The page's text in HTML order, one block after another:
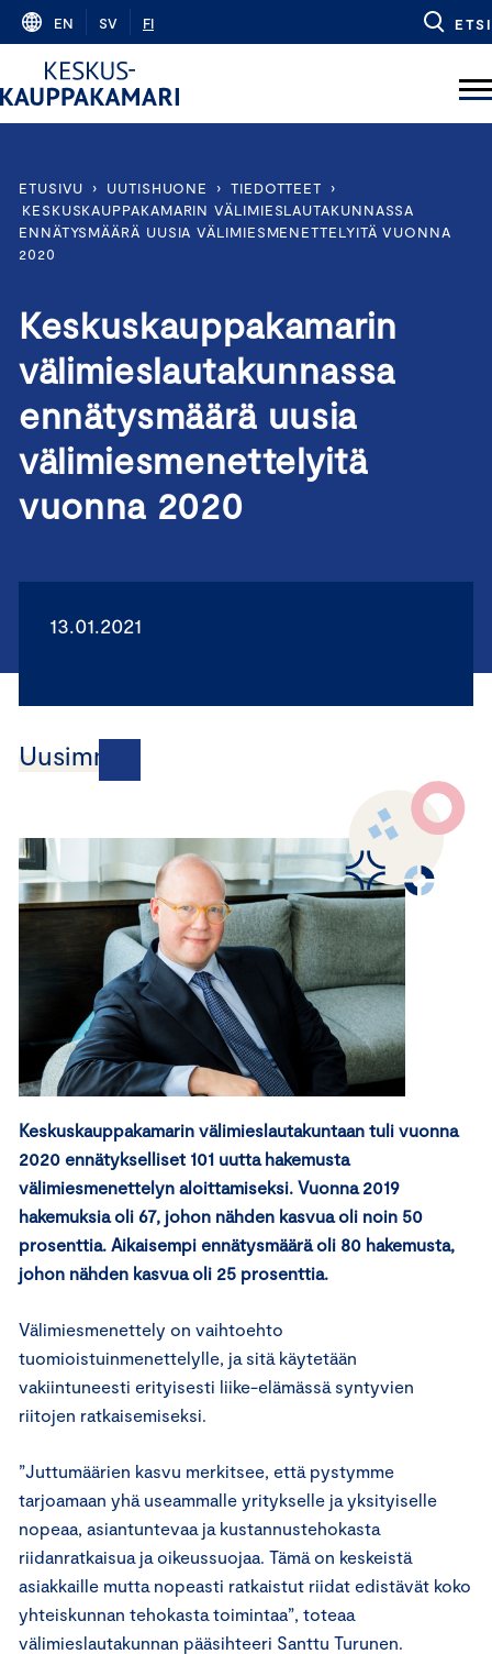
Skip
content
EN SV FI ETSI
ETUSIVU › UUTISHUONE › TIEDOTTEET
›
KESKUSKAUPPAKAMARIN VÄLIMIESLAUTAKUNNASSA
ENNÄTYSMÄÄRÄ UUSIA VÄLIMIESMENETTELYITÄ VUONNA
2020
Keskuskauppakamarin
välimieslautakunnassa
ennätysmäärä uusia
välimiesmenettelyitä
vuonna 2020
13.01.2021
Uusimmat
Keskuskauppakamarin välimieslautakuntaan tuli vuonna
2020 ennätykselliset 101 uutta hakemusta
välimiesmenettelyn aloittamiseksi. Vuonna 2019
hakemuksia oli 67, johon nähden kasvua oli noin 50
prosenttia. Aikaisempi ennätysmäärä oli 80 hakemusta,
johon nähden kasvua oli 25 prosenttia.
Välimiesmenettely on vaihtoehto
tuomioistuinmenettelylle, ja sitä käytetään
vakiintuneesti erityisesti liike-elämässä syntyvien
riitojen ratkaisemiseksi.
”Juttumäärien kasvu merkitsee, että pystymme
tarjoamaan yhä useammalle yritykselle ja yksityiselle
nopeaa, asiantuntevaa ja kustannustehokasta
riidanratkaisua ja oikeussuojaa. Tämä on keskeistä
asiakkaille mutta nopeasti ratkaistut riidat edistävät koko
yhteiskunnan tehokasta toimintaa”, toteaa
välimieslautakunnan pääsihteeri Santtu Turunen.